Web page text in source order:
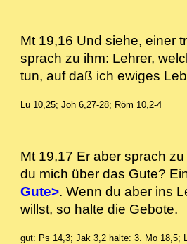
Mt 19,16 Und siehe, einer
sprach zu ihm: Lehrer,
tun, auf daß ich ewiges
Lu 10,25; Joh 6,27-28; Röm 10,2-4
Mt 19,17 Er aber sprach
du mich über das Gute?
Gute>. Wenn du aber ins
willst, so halte die
gut: Ps 14,3; Jak 3,2 halte: 3. Mo 18,5;